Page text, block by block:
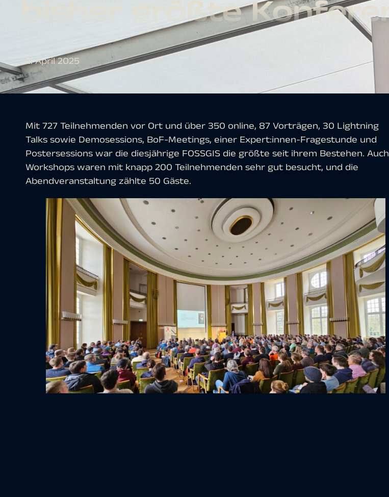
bisher größte
2. April 2025
Mit 727 Teilnehmenden vor Ort und über 350 online, 87 Vorträgen, 30 Lightning
Talks sowie Demosessions, BoF-Meetings, einer Expert:innen-Fragestunde und
Postersessions war die diesjährige FOSSGIS die größte seit ihrem Bestehen.
Workshops waren mit knapp 200 Teilnehmenden sehr gut besucht, und die
Abendveranstaltung zählte 50 Gäste.